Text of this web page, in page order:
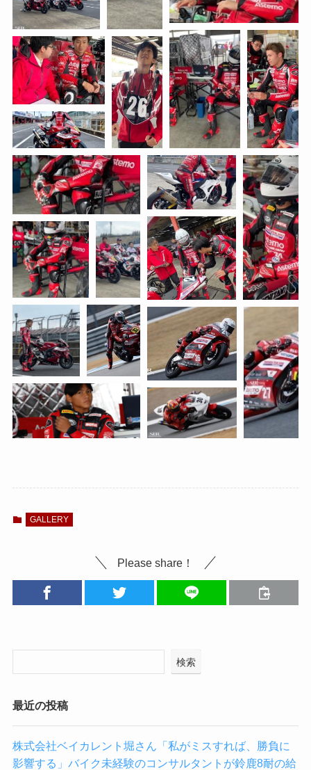
GALLERY
Please share！
検索
最近の投稿
株式会社ベイカレント堀さん「私がミスすれば、勝負に
影響する」バイク未経験のコンサルタントが鈴鹿8耐の給